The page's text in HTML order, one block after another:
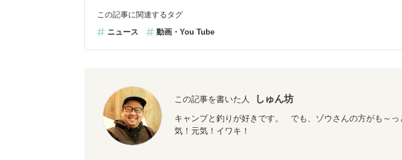
この記事に関連するタグ
ニュース
動画・You Tube
この記事を書いた人 しゅん坊
キャンプと釣りが好きです。 でも、ゾウさんの方がも～
気！元気！イワキ！